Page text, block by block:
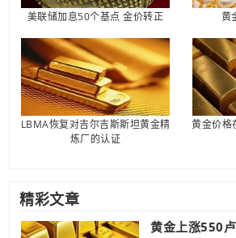
美联储加息50个基点 金价转正 黄
LBMA恢复对吉尔吉斯斯坦黄金精
炼厂的认证
黄金价格
精彩文章
黄金上涨550